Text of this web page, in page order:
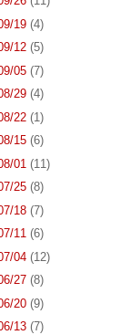
19 (4)
12 (5)
05 (7)
29 (4)
22 (1)
15 (6)
01 (11)
25 (8)
18 (7)
11 (6)
04 (12)
27 (8)
20 (9)
13 (7)